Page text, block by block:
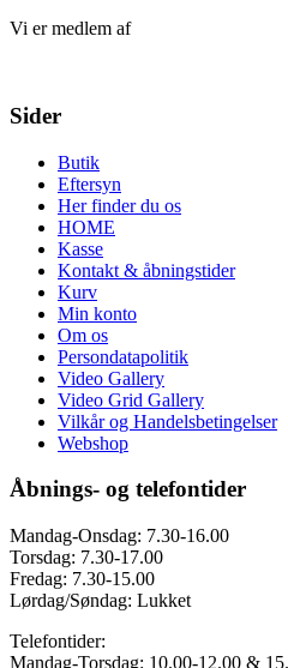
Vi er medlem af
Sider
Butik
Eftersyn
Her finder du os
HOME
Kasse
Kontakt & åbningstider
Kurv
Min konto
Om os
Persondatapolitik
Video Gallery
Video Grid Gallery
Vilkår og Handelsbetingelser
Webshop
Åbnings- og telefontider
Mandag-Onsdag: 7.30-16.00
Torsdag: 7.30-17.00
Fredag: 7.30-15.00
Lørdag/Søndag: Lukket
Telefontider:
Mandag-Torsdag: 10.00-12.00 &